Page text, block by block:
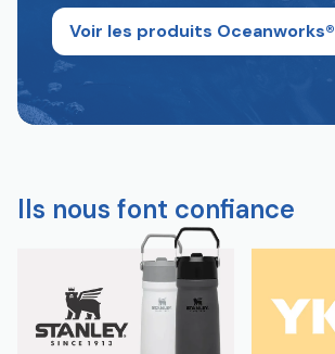
Voir les produits Oceanworks®
Ils nous font confiance